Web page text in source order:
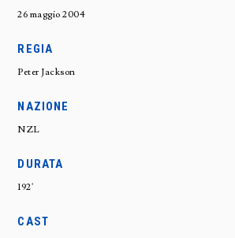
26 maggio 2004
REGIA
Peter Jackson
NAZIONE
NZL
DURATA
192'
CAST